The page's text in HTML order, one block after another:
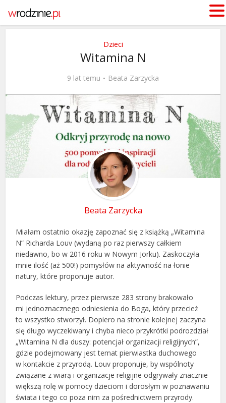
Dzieci
Witamina N
9 lat temu Beata Zarzycka
Beata Zarzycka
Miałam ostatnio okazję zapoznać się z książką „Witamina
N” Richarda Louv (wydaną po raz pierwszy całkiem
niedawno, bo w 2016 roku w Nowym Jorku). Zaskoczyła
mnie ilość (aż 500!) pomysłów na aktywność na łonie
natury, które proponuje autor.
Podczas lektury, przez pierwsze 283 strony brakowało
mi jednoznacznego odniesienia do Boga, który przecież
to wszystko stworzył. Dopiero na stronie kolejnej zaczyna
się długo wyczekiwany i chyba nieco przykrótki podrozdział
„Witamina N dla duszy: potencjał organizacji religijnych”,
gdzie podejmowany jest temat pierwiastka duchowego
w kontakcie z przyrodą. Louv proponuje, by wspólnoty
związane z wiarą i organizacje religijne odgrywały znacznie
większą rolę w pomocy dzieciom i dorosłym w poznawaniu
świata i tego co poza nim za pośrednictwem przyrody.